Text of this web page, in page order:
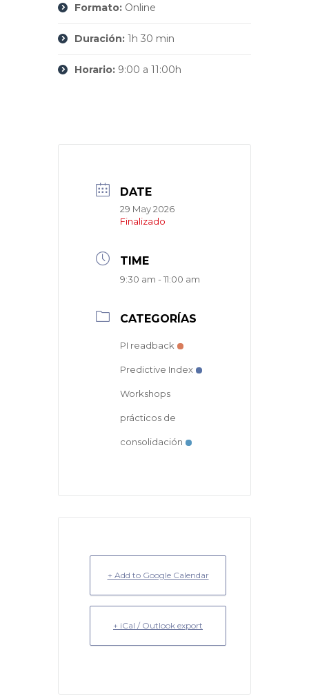
Formato: Online
Duración: 1h 30 min
Horario: 9:00 a 11:00h
DATE
29 May 2026
Finalizado
TIME
9:30 am - 11:00 am
CATEGORÍAS
PI readback
Predictive Index
Workshops
prácticos de
consolidación
+ Add to Google Calendar
+ iCal / Outlook export